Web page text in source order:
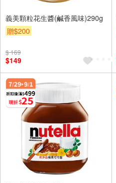
義美顆粒花生醬(鹹香風味)290g
贈$200
$ 169
$149